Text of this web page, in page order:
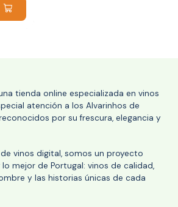
tienda online especializada en vinos
atención a los Alvarinhos de
por su frescura, elegancia y
vinos digital, somos un proyecto
mejor de Portugal: vinos de calidad,
y las historias únicas de cada